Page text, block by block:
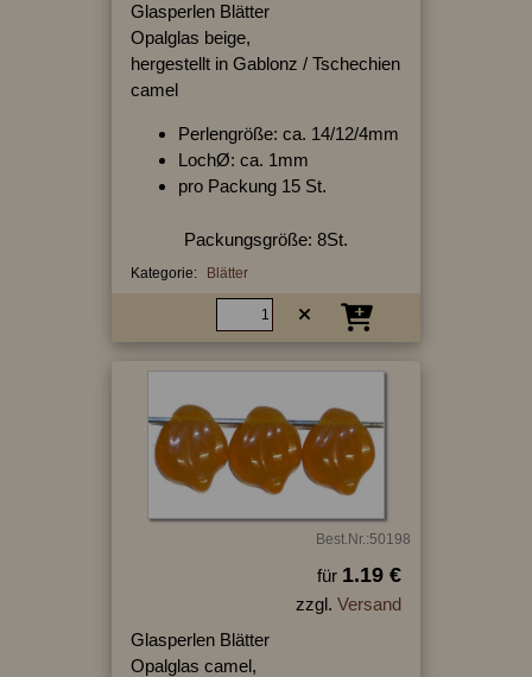
Glasperlen Blätter
Opalglas beige,
hergestellt in Gablonz / Tschechien
camel
Perlengröße: ca. 14/12/4mm
LochØ: ca. 1mm
pro Packung 15 St.
Packungsgröße: 8St.
Kategorie: Blätter
Best.Nr.:50198
für 1.19 €
zzgl. Versand
Glasperlen Blätter
Opalglas camel,